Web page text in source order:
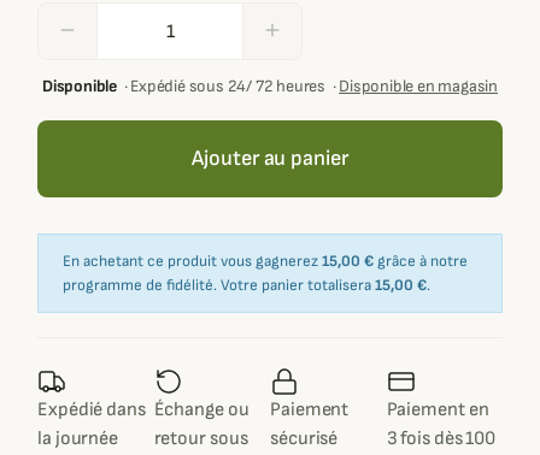
remove add
Disponible·Expédié sous 24/ 72 heures ·Disponible en magasin
Ajouter au panier
En achetant ce produit vous gagnerez15,00 € grâce à notre
programme de fidélité. Votre panier totalisera15,00 €.
Expédié dans
la journée
Échange ou
retour sous
Paiement
sécurisé
Paiement en
3 fois dès 100